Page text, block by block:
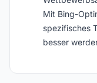
Mit Bing-
spezifisches
besser